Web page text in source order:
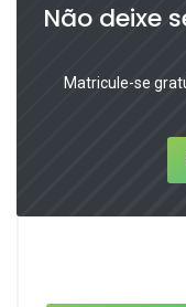
Não deixe
Matricule-se